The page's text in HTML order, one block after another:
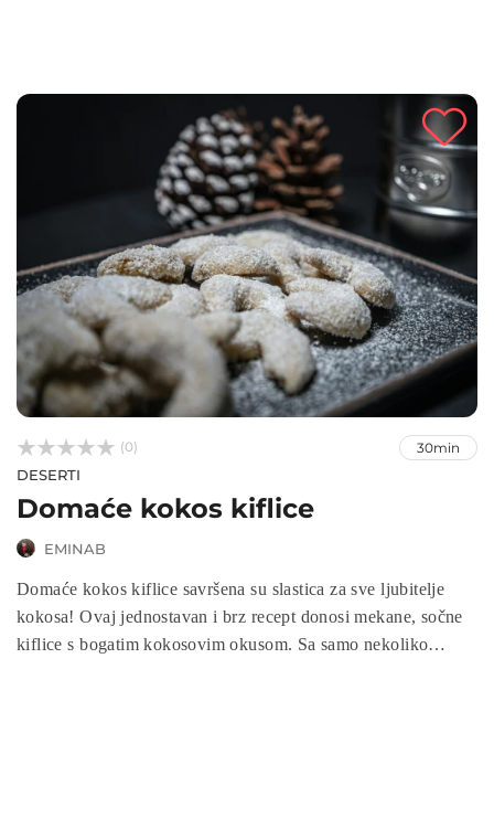


 (0) 30min
DESERTI
Domaće kokos kiflice
EMINAB
Domaće kokos kiflice savršena su slastica za sve ljubitelje
kokosa! Ovaj jednostavan i brz recept donosi mekane, sočne
kiflice s bogatim kokosovim okusom. Sa samo nekoliko